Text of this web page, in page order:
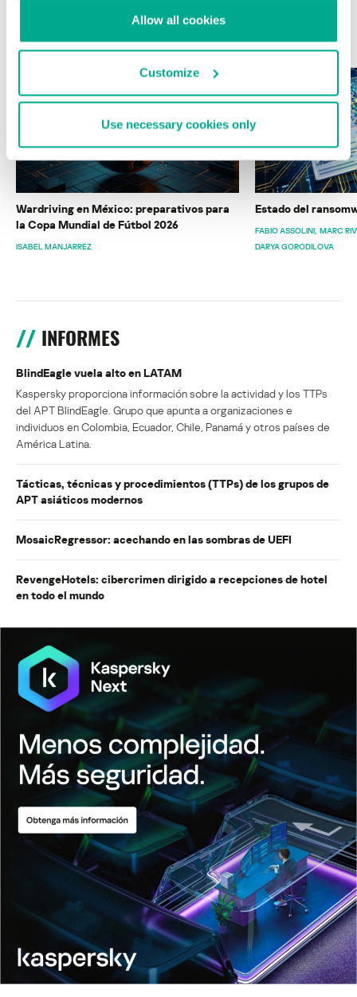
Allow all cookies
Customize
Use necessary cookies only
ÚLTIMAS PUBLICACIONES
Wardriving en México: preparativos para
la Copa Mundial de Fútbol 2026
ISABEL MANJARREZ
Estado del
FABIO ASSOLINI MARC
DARYA GORODILOVA
INFORMES
BlindEagle vuela alto en LATAM
Kaspersky proporciona información sobre la actividad y los TTPs
del APT BlindEagle. Grupo que apunta a organizaciones e
individuos en Colombia, Ecuador, Chile, Panamá y otros países de
América Latina.
Tácticas, técnicas y procedimientos (TTPs) de los grupos de
APT asiáticos modernos
MosaicRegressor: acechando en las sombras de UEFI
RevengeHotels: cibercrimen dirigido a recepciones de hotel
en todo el mundo